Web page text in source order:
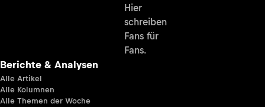
Hier
schreiben
Fans für
Fans.
Berichte & Analysen
Alle Artikel
Alle Kolumnen
Alle Themen der Woche